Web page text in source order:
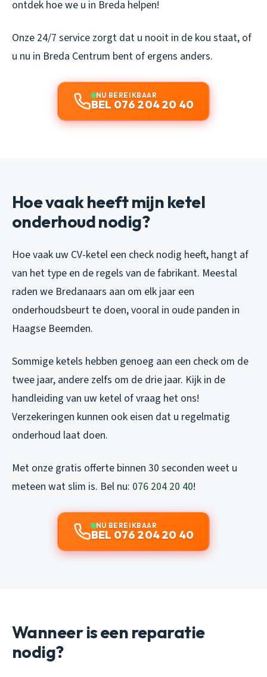
ontdek hoe we u in Breda helpen!
Onze 24/7 service zorgt dat u nooit in de kou staat, of
u nu in Breda Centrum bent of ergens anders.
NU BEREIKBAAR
BEL 076 204 20 40
Hoe vaak heeft mijn ketel
onderhoud nodig?
Hoe vaak uw CV-ketel een check nodig heeft, hangt af
van het type en de regels van de fabrikant. Meestal
raden we Bredanaars aan om elk jaar een
onderhoudsbeurt te doen, vooral in oude panden in
Haagse Beemden.
Sommige ketels hebben genoeg aan een check om de
twee jaar, andere zelfs om de drie jaar. Kijk in de
handleiding van uw ketel of vraag het ons!
Verzekeringen kunnen ook eisen dat u regelmatig
onderhoud laat doen.
Met onze gratis offerte binnen 30 seconden weet u
meteen wat slim is. Bel nu: 076 204 20 40!
NU BEREIKBAAR
BEL 076 204 20 40
Wanneer is een reparatie
nodig?